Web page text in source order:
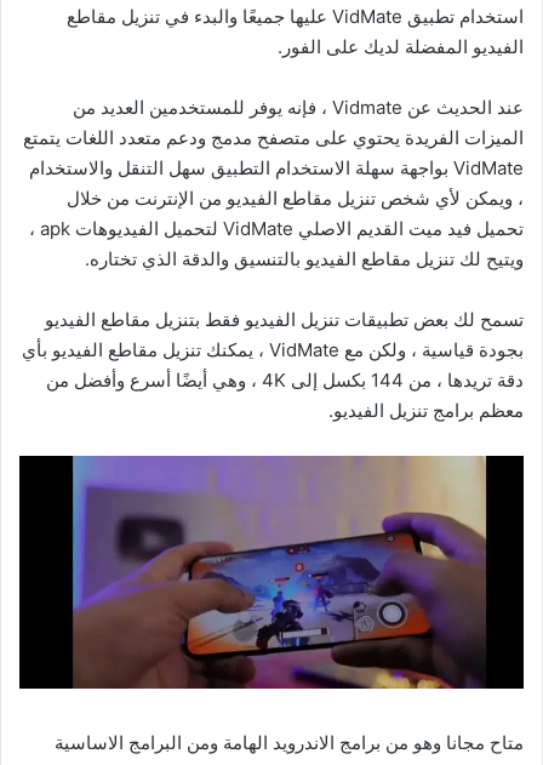
استخدام تطبيق VidMate عليها جميعًا والبدء في تنزيل مقاطع
الفيديو المفضلة لديك على الفور.
عند الحديث عن Vidmate ، فإنه يوفر للمستخدمين العديد من
الميزات الفريدة يحتوي على متصفح مدمج ودعم متعدد اللغات يتمتع
VidMate بواجهة سهلة الاستخدام التطبيق سهل التنقل والاستخدام
، ويمكن لأي شخص تنزيل مقاطع الفيديو من الإنترنت من خلال
تحميل فيد ميت القديم الاصلي VidMate لتحميل الفيديوهات apk ،
ويتيح لك تنزيل مقاطع الفيديو بالتنسيق والدقة الذي تختاره.
تسمح لك بعض تطبيقات تنزيل الفيديو فقط بتنزيل مقاطع الفيديو
بجودة قياسية ، ولكن مع VidMate ، يمكنك تنزيل مقاطع الفيديو بأي
دقة تريدها ، من 144 بكسل إلى 4K ، وهي أيضًا أسرع وأفضل من
معظم برامج تنزيل الفيديو.
متاح مجانا وهو من برامج الاندرويد الهامة ومن البرامج الاساسية